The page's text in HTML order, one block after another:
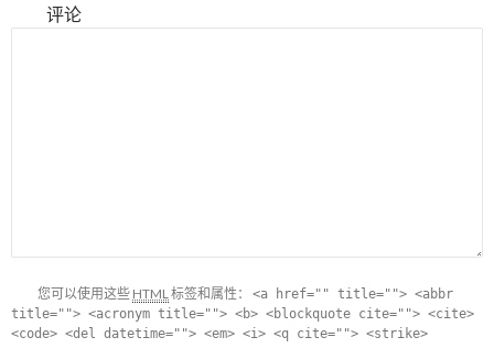
评论
您可以使用这些 HTML标签和属性： <a href="" title=""> <abbr
title=""> <acronym title=""> <b> <blockquote cite=""> <cite>
<code> <del datetime=""> <em> <i> <q cite=""> <strike>